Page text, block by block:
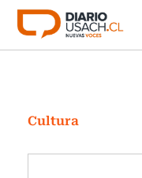
Click acá para ir
Investigación
Cultura
Cultura